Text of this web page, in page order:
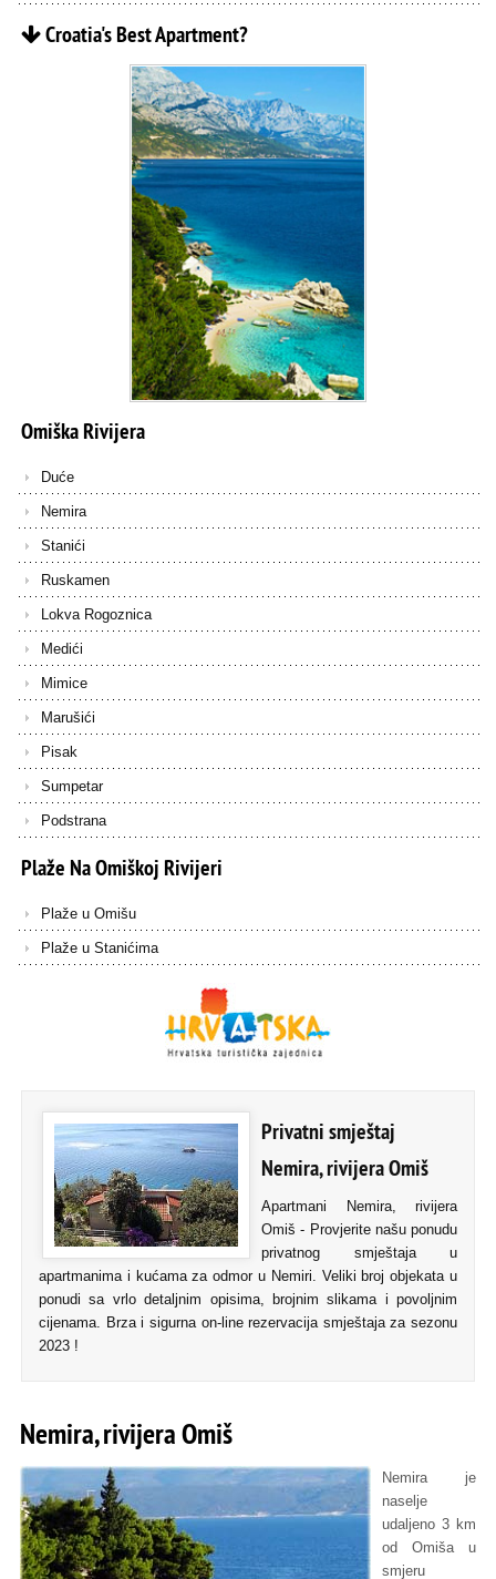
Croatia'sBestApartment?
OmiškaRivijera
Duće
Nemira
Stanići
Ruskamen
Lokva Rogoznica
Medići
Mimice
Marušići
Pisak
Sumpetar
Podstrana
PlažeNaOmiškojRivijeri
Plaže u Omišu
Plaže u Stanićima
Privatni smještaj
Nemira, rivijera Omiš
Apartmani Nemira, rivijera
Omiš - Provjerite našu ponudu
privatnog smještaja u
apartmanima i kućama za odmor u Nemiri. Veliki broj objekata u
ponudi sa vrlo detaljnim opisima, brojnim slikama i povoljnim
cijenama. Brza i sigurna on-line rezervacija smještaja za sezonu
2023 !
Nemira, rivijera Omiš
Nemira je
naselje
udaljeno 3 km
od Omiša u
smjeru